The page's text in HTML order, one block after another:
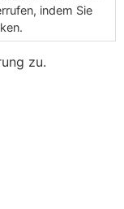
indem Sie
zu.